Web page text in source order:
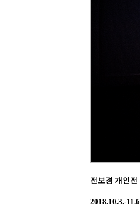
전보경 개인전
2018.10.3.-11.6